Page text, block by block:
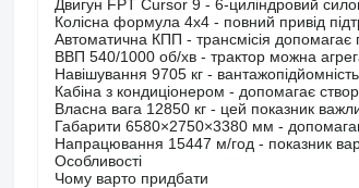
Двигун FPT Cursor 9 - 6-циліндровий
Колісна формула 4x4 - повний привід
Автоматична КПП - трансмісія допомагає
ВВП 540/1000 об/хв - трактор можна
Навішування 9705 кг -
Кабіна з кондиціонером - допомагає
Власна вага 12850 кг - цей показник
Габарити 6580×2750×3380 мм -
Напрацювання 15447 м/год - показник
Особливості
Чому варто придбати